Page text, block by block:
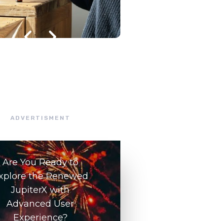
ADVERTISMENT
Are You Ready to
the Renewed
JupiterX with
Advanced User
Experience?